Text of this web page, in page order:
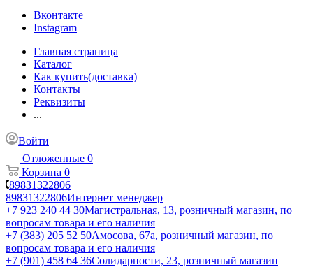
Вконтакте
Instagram
Главная страница
Каталог
Как купить(доставка)
Контакты
Реквизиты
...
Войти
Отложенные 0
Корзина 0
89831322806
89831322806Интернет менеджер
+7 923 240 44 30​Магистральная, 13, розничный магазин, по
вопросам товара и его наличия
+7 (383) 205 52 50Амосова, 67а, розничный магазин, по
вопросам товара и его наличия
+7 (901) 458 64 36Солидарности, 23, розничный магазин